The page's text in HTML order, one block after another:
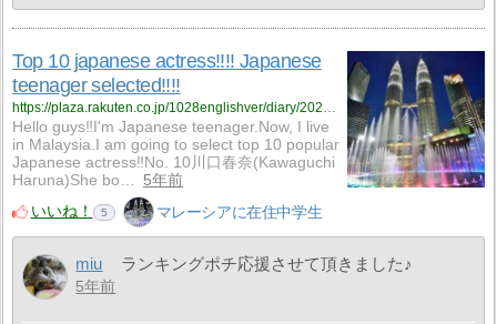
Top 10 japanese actress‼!! Japanese
teenager selected‼!!
https://plaza.rakuten.co.jp/1028englishver/diary/202103190000/
​​​​​​Hello guys‼I'm Japanese teenager.Now, I live
in Malaysia.I am going to select top 10 popular
Japanese actress‼No. 10川口春奈(Kawaguchi
Haruna)She bo…
5年前
いいね！
5 マレーシアに在住中学生
miu ランキングポチ応援させて頂きました♪
5年前